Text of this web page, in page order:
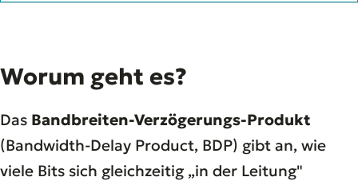
Worum geht es?
Das Bandbreiten-Verzögerungs-Produkt
(Bandwidth-Delay Product, BDP) gibt an, wie
viele Bits sich gleichzeitig „in der Leitung"